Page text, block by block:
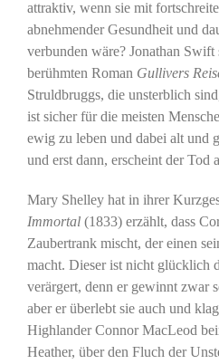
attraktiv, wenn sie mit
abnehmender Gesundheit und
verbunden wäre? Jonathan Swift
berühmten Roman Gullivers
Struldbruggs, die unsterblich
ist sicher für die meisten
ewig zu leben und dabei alt und
und erst dann, erscheint der Tod
Mary Shelley hat in ihrer
Immortal (1833) erzählt, dass
Zaubertrank mischt, der einen
macht. Dieser ist nicht glücklich
verärgert, denn er gewinnt zwar
aber er überlebt sie auch und
Highlander Connor MacLeod
Heather, über den Fluch der